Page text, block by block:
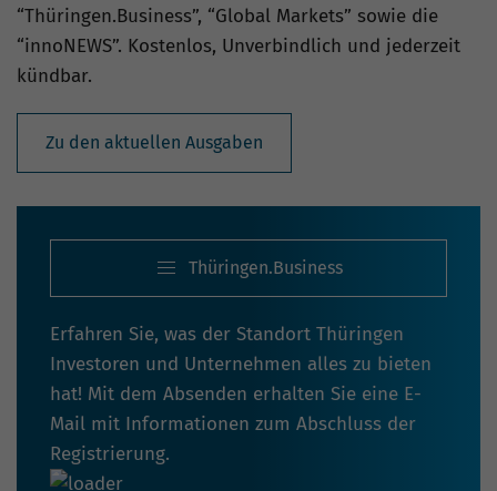
“Thüringen.Business”, “Global Markets” sowie die
“innoNEWS”. Kostenlos, Unverbindlich und jederzeit
kündbar.
Zu den aktuellen Ausgaben
Thüringen.Business
Erfahren Sie, was der Standort Thüringen
Investoren und Unternehmen alles zu bieten
hat! Mit dem Absenden erhalten Sie eine E-
Mail mit Informationen zum Abschluss der
Registrierung.